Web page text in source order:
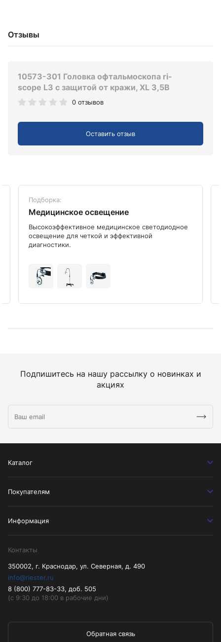
Отзывы
10573-301 Головка офтальмоскопа ri-
scope L3 с защитой от кражи, XL 3,5В
0 отзывов
Оставить отзыв
Подборка:
Медицинское освещение
Высокоэффективное медицинское светодиодное
освещение для четкой и эффективной
диагностики.
Подпишитесь на нашу рассылку о новинках и
акциях
Каталог
Покупателям
Информация
Контакты
350002, г. Краснодар, ул. Северная, д. 490
info@riester.ru
8 (800) 777-83-33, доб. 505
(с 9:30 до 18:00 в рабочие дни)
Обратная связь